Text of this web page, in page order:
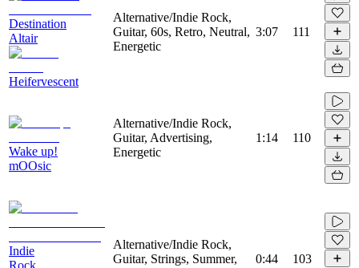
Destination
Altair
Heifervescent
Alternative/Indie Rock,
Guitar, 60s, Retro, Neutral,
Energetic
3:07 111
Wake up!
mOOsic
Alternative/Indie Rock,
Guitar, Advertising,
Energetic
1:14 110
Indie
Rock
Alternative/Indie Rock,
Guitar, Strings, Summer,
0:44 103